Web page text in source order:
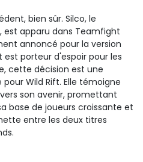
bien sûr. Silco, le
est apparu dans Teamfight
annoncé pour la version
porteur d'espoir pour les
cette décision est une
Wild Rift. Elle témoigne
son avenir, promettant
base de joueurs croissante et
entre les deux titres